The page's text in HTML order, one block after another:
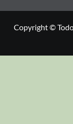
Copyright ©